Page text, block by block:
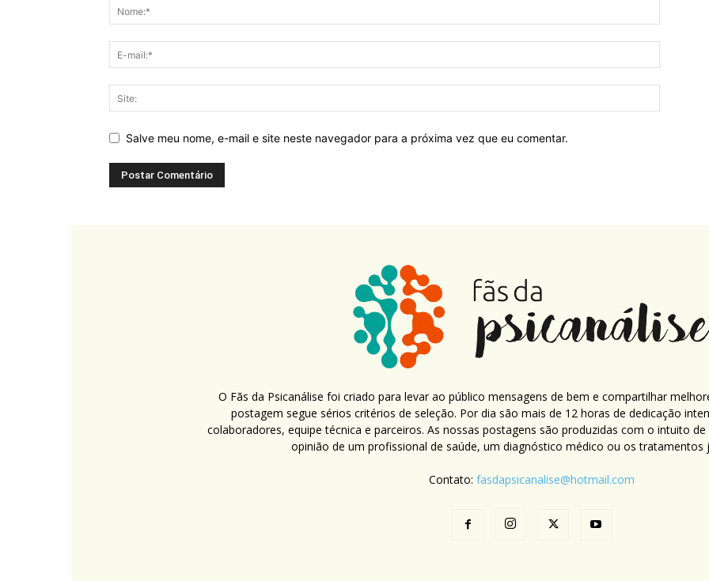
Salve meu nome, e-mail e site neste navegador para a próxima vez que eu comentar.
O Fãs da Psicanálise foi criado para levar ao público mensagens de bem e compartilhar
postagem segue sérios critérios de seleção. Por dia são mais de 12 horas de dedicação
colaboradores, equipe técnica e parceiros. As nossas postagens são produzidas com o intuito
opinião de um profissional de saúde, um diagnóstico médico ou os tratamentos
Contato: fasdapsicanalise@hotmail.com